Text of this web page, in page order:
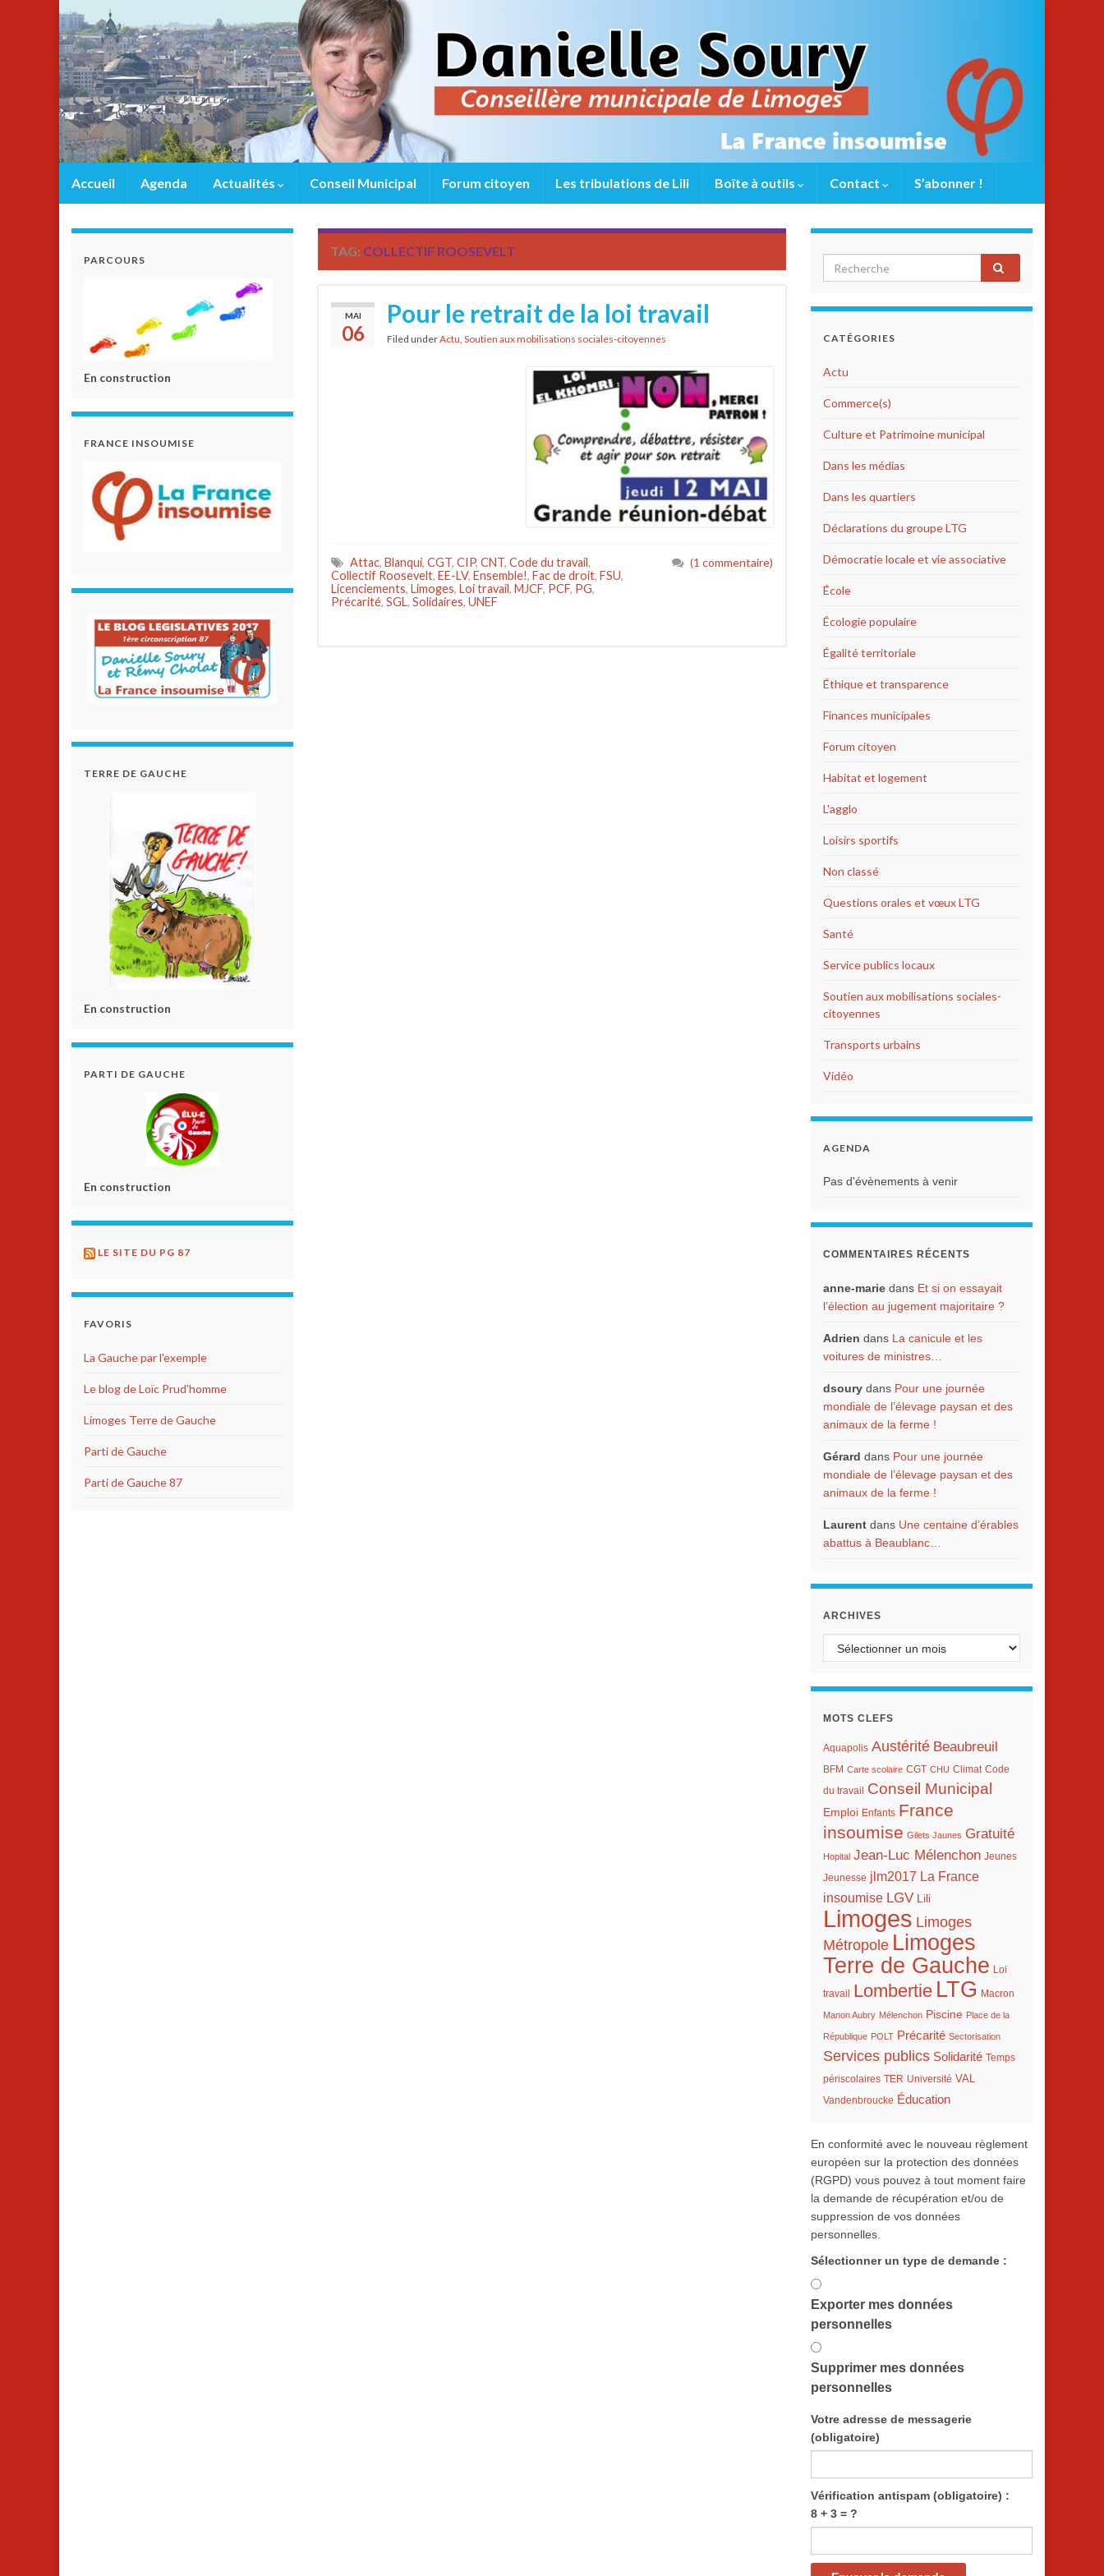
Accueil Agenda Actualités Conseil Municipal Forum citoyen Les tribulations de Lili Boîte à outils Contact S’abonner !
TAG: COLLECTIF ROOSEVELT
MAI
06
Pour le retrait de la loi travail
Filed underActu, Soutien aux mobilisations sociales-citoyennes
Attac, Blanqui, CGT, CIP, CNT, Code du travail,
Collectif Roosevelt, EE-LV, Ensemble!, Fac de droit, FSU,
Licenciements, Limoges, Loi travail, MJCF, PCF, PG,
Précarité, SGL, Solidaires, UNEF
(1 commentaire)
PARCOURS
En construction
FRANCE INSOUMISE
TERRE DE GAUCHE
En construction
PARTI DE GAUCHE
En construction
LE SITE DU PG 87
FAVORIS
La Gauche par l'exemple
Le blog de Loïc Prud'homme
Limoges Terre de Gauche
Parti de Gauche
Parti de Gauche 87
CATÉGORIES
Actu
Commerce(s)
Culture et Patrimoine municipal
Dans les médias
Dans les quartiers
Déclarations du groupe LTG
Démocratie locale et vie associative
École
Écologie populaire
Égalité territoriale
Éthique et transparence
Finances municipales
Forum citoyen
Habitat et logement
L'agglo
Loisirs sportifs
Non classé
Questions orales et vœux LTG
Santé
Service publics locaux
Soutien aux mobilisations sociales-
citoyennes
Transports urbains
Vidéo
AGENDA
Pas d'évènements à venir
COMMENTAIRES RÉCENTS
anne-marie dans Et si on essayait
l’élection au jugement majoritaire ?
Adrien dans La canicule et les
voitures de ministres…
dsoury dans Pour une journée
mondiale de l’élevage paysan et des
animaux de la ferme !
Gérard dans Pour une journée
mondiale de l’élevage paysan et des
animaux de la ferme !
Laurent dans Une centaine d’érables
abattus à Beaublanc…
ARCHIVES
Archives
MOTS CLEFS
Aquapolis Austérité Beaubreuil
BFM Carte scolaire CGT CHU Climat Code
du travail Conseil Municipal
Emploi Enfants France
insoumise Gilets Jaunes Gratuité
Hopital Jean-Luc Mélenchon Jeunes
Jeunesse jlm2017 La France
insoumise LGV Lili
Limoges Limoges
Métropole Limoges
Terre de Gauche
Loi
travail Lombertie LTG Macron
Manon Aubry Mélenchon Piscine Place de la
République POLT Précarité Sectorisation
Services publics Solidarité Temps
périscolaires TER Université VAL
Vandenbroucke Éducation
En conformité avec le nouveau règlement
européen sur la protection des données
(RGPD) vous pouvez à tout moment faire
la demande de récupération et/ou de
suppression de vos données
personnelles.
Sélectionner un type de demande :
Exporter mes données
personnelles
Supprimer mes données
personnelles
Votre adresse de messagerie
(obligatoire)
Vérification antispam (obligatoire) :
8 + 3 = ?